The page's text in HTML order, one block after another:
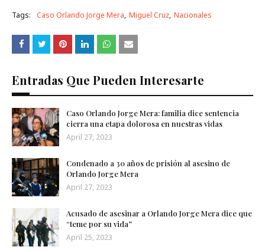
Tags: Caso Orlando Jorge Mera Miguel Cruz Nacionales
Entradas Que Pueden Interesarte
Caso Orlando Jorge Mera: familia dice sentencia
cierra una etapa dolorosa en nuestras vidas
April 27, 2023
Condenado a 30 años de prisión al asesino de
Orlando Jorge Mera
April 27, 2023
Acusado de asesinar a Orlando Jorge Mera dice que
“teme por su vida”
April 25, 2023